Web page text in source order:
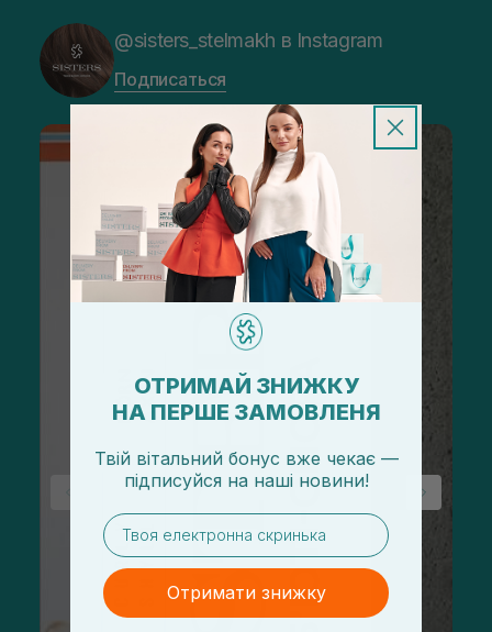
@sisters_stelmakh в Instagram
Подписаться
ОТРИМАЙ ЗНИЖКУ
НА ПЕРШЕ ЗАМОВЛЕНЯ
Твій вітальний бонус вже чекає —
підписуйся на наші новини!
email
Отримати знижку